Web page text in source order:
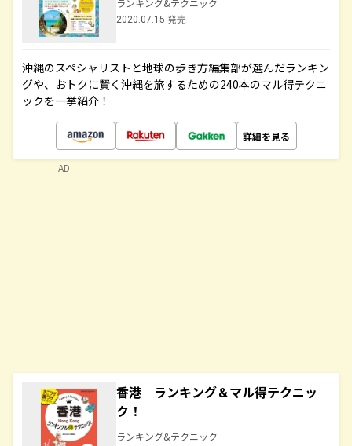
ランキング&テクニック
2020.07.15 発売
沖縄のスペシャリストと地球の歩き方編集部が選んだランキン
グや、おトクに賢く沖縄を旅するための240本のマル得テクニ
ックを一挙紹介！
詳細を見る
香港 ランキング＆マル得テクニッ
ク！
ランキング&テクニック
AD